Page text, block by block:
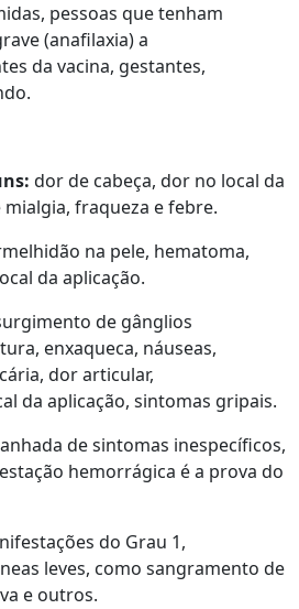
pessoas que tenham
(anafilaxia) a
da vacina, gestantes,
dor de cabeça, dor no local da
mialgia, fraqueza e febre.
na pele, hematoma,
da aplicação.
de gânglios
enxaqueca, náuseas,
dor articular,
da aplicação, sintomas gripais.
de sintomas inespecíficos,
hemorrágica é a prova do
do Grau 1,
leves, como sangramento de
e outros.